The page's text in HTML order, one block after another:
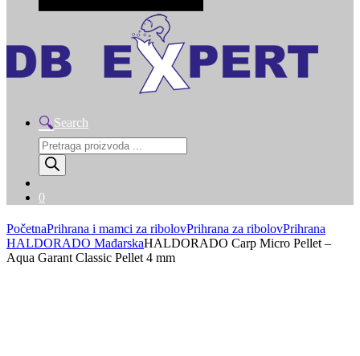
Search
Products
search
0
PočetnaPrihrana i mamci za ribolovPrihrana za ribolovPrihrana
HALDORADO MađarskaHALDORADO Carp Micro Pellet –
Aqua Garant Classic Pellet 4 mm